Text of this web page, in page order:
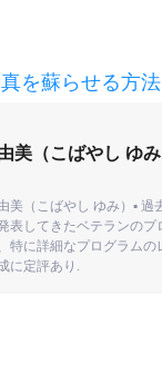
を蘇らせる方法
美（こばやし ゆみ
美（こばやし ゆみ）▪ 過
表してきたベテランのプ
特に詳細なプログラムの
に定評あり.